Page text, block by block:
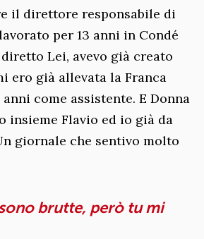
il direttore responsabile di
per 13 anni in Condé
diretto Lei, avevo già creato
ero già allevata la Franca
come assistente. E Donna
insieme Flavio ed io già da
giornale che sentivo molto
brutte, però tu mi